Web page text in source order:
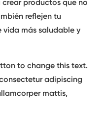
reflejen tu
más saludable y
to change this text.
adipiscing
mattis,